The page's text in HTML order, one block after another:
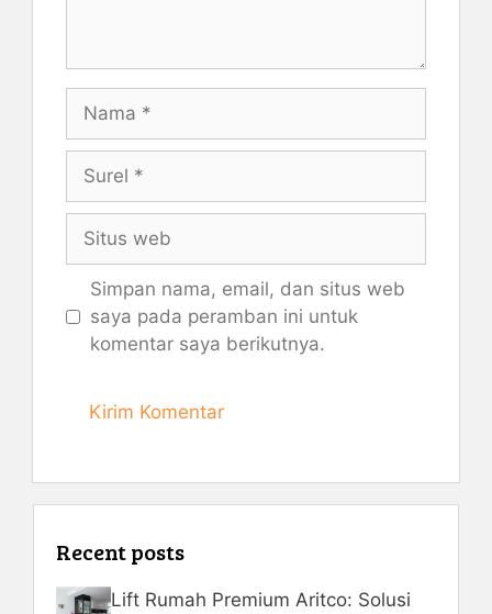
Nama
Surel
Situs
web
Simpan nama, email, dan situs web
saya pada peramban ini untuk
komentar saya berikutnya.
Recent posts
Lift Rumah Premium Aritco: Solusi